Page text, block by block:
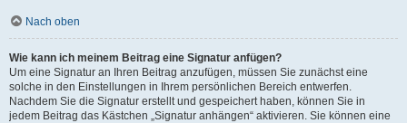
Nach oben
Wie kann ich meinem Beitrag eine Signatur anfügen?
Um eine Signatur an Ihren Beitrag anzufügen, müssen Sie zunächst eine
solche in den Einstellungen in Ihrem persönlichen Bereich entwerfen.
Nachdem Sie die Signatur erstellt und gespeichert haben, können Sie in
jedem Beitrag das Kästchen „Signatur anhängen“ aktivieren. Sie können eine